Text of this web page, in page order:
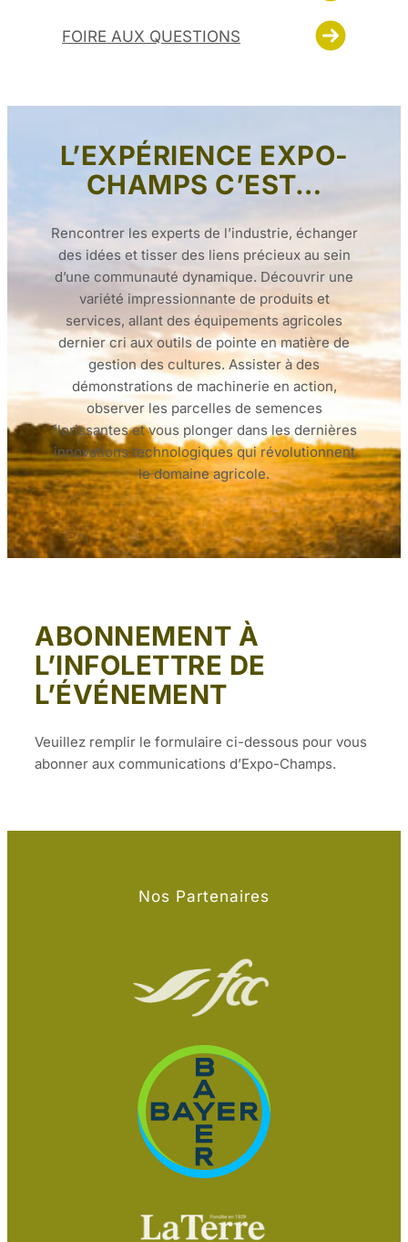
FOIRE AUX QUESTIONS
L’EXPÉRIENCE EXPO-
CHAMPS C’EST…
Rencontrer les experts de l’industrie, échanger
des idées et tisser des liens précieux au sein
d’une communauté dynamique. Découvrir une
variété impressionnante de produits et
services, allant des équipements agricoles
dernier cri aux outils de pointe en matière de
gestion des cultures. Assister à des
démonstrations de machinerie en action,
observer les parcelles de semences
florissantes et vous plonger dans les dernières
innovations technologiques qui révolutionnent
le domaine agricole.
ABONNEMENT À
L’INFOLETTRE DE
L’ÉVÉNEMENT
Veuillez remplir le formulaire ci-dessous pour vous
abonner aux communications d’Expo-Champs.
Nos Partenaires